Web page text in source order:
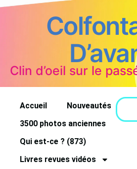
Clin d’oeil sur le
Accueil
Nouveautés
3500 photos anciennes
Qui est-ce ? (873)
Livres revues vidéos